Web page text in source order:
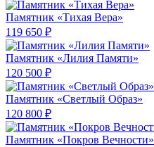
Памятник «Тихая Вера»
119 650 ₽
Памятник «Лилия Памяти»
120 500 ₽
Памятник «Светлый Образ»
120 800 ₽
Памятник «Покров Вечности»